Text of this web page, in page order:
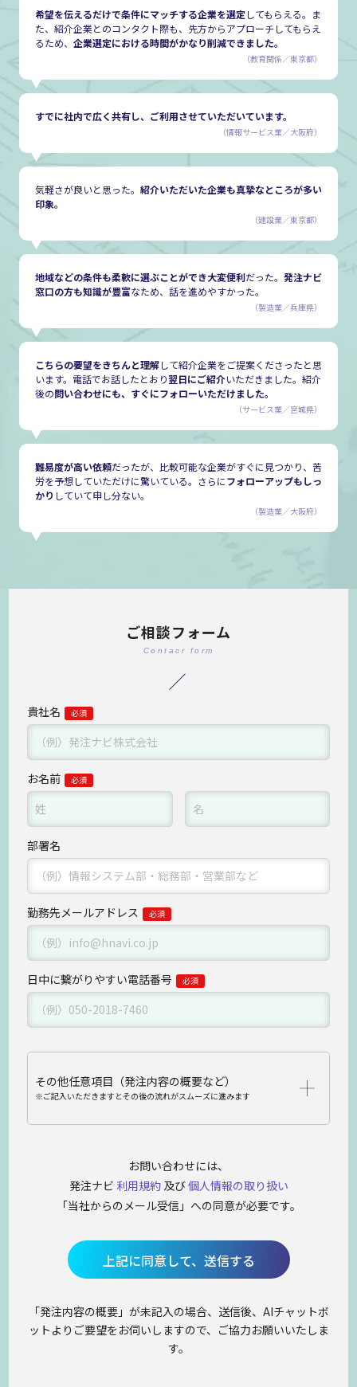
希望を伝えるだけで条件にマッチする企業を選定してもらえる。ま
た、紹介企業とのコンタクト際も、先方からアプローチしてもらえ
るため、 企業選定における時間がかなり削減できました。
（教育関係／東京都）
すでに社内で広く共有し、ご利用させていただいています。
（情報サービス業／大阪府）
気軽さが良いと思った。 紹介いただいた企業も真摯なところが多い
印象。
（建設業／東京都）
地域などの条件も柔軟に選ぶことができ大変便利だった。 発注ナビ
窓口の方も知識が豊富なため、話を進めやすかった。
（製造業／兵庫県）
こちらの要望をきちんと理解して紹介企業をご提案くださったと思
います。電話でお話したとおり翌日にご紹介いただきました。紹介
後の問い合わせにも、すぐにフォローいただけました。
（サービス業／宮城県）
難易度が高い依頼だったが、比較可能な企業がすぐに見つかり、苦
労を予想していただけに驚いている。さらにフォローアップもしっ
かり していて申し分ない。
（製造業／大阪府）
ご相談フォーム
Contacr form
貴社名
お名前
部署名
勤務先メールアドレス
日中に繋がりやすい電話番号
その他任意項目（発注内容の概要など）
※ご記入いただきますとその後の流れがスムーズに進みます
お問い合わせには、
発注ナビ 利用規約及び個人情報の取り扱い
「当社からのメール受信」への同意が必要です。
上記に同意して、送信する
「発注内容の概要」が未記入の場合、送信後、AIチャットボ
ットよりご要望をお伺いしますので、ご協力お願いいたしま
す。